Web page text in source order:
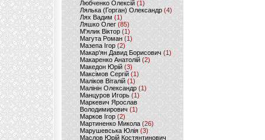
Любченко Олексій(1)
Лялька (Горган) Олександр(4)
Лях Вадим (1)
Ляшко Олег (85)
М'ялик Віктор(1)
Магута Роман(1)
Мазепа Ігор (2)
Макар'ян Давид Борисович(1)
Макаренко Анатолій (2)
Македон Юрій(3)
Максімов Сергій (1)
Маліков Віталій (1)
Малінін Олександр (1)
Манцуров Игорь (1)
Маркевич Ярослав
Володимирович (1)
Марков Ігор (2)
Мартиненко Микола (26)
Марушевська Юлія (3)
Маслов Юрій Костянтинович